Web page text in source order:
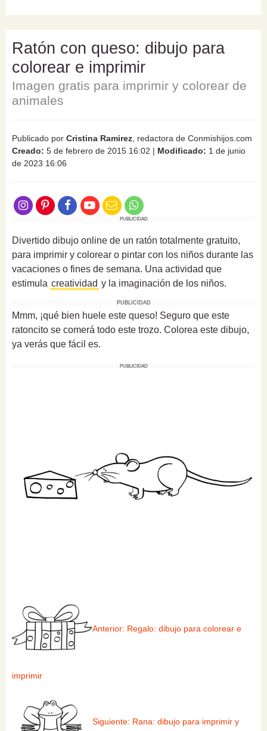
Ratón con queso: dibujo para
colorear e imprimir
Imagen gratis para imprimir y colorear de
animales
Publicado por Cristina Ramirez , redactora de Conmishijos.com
Creado: 5 de febrero de 2015 16:02 | Modificado: 1 de junio
de 2023 16:06
PUBLICIDAD
Divertido dibujo online de un ratón totalmente gratuito,
para imprimir y colorear o pintar con los niños durante las
vacaciones o fines de semana. Una actividad que
estimula creatividad y la imaginación de los niños.
PUBLICIDAD
Mmm, ¡qué bien huele este queso! Seguro que este
ratoncito se comerá todo este trozo. Colorea este dibujo,
ya verás que fácil es.
PUBLICIDAD
Anterior: Regalo: dibujo para colorear e
imprimir
Siguiente: Rana: dibujo para imprimir y